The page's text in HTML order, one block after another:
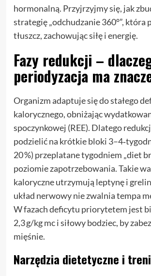
hormonalną. Przyjrzyjmy się, jak
strategię „odchudzanie 360°”, która
tłuszcz, zachowując siłę i energię.
Fazy redukcji –
periodyzacja ma
Organizm adaptuje się do stałego
kalorycznego, obniżając
spoczynkowej (REE). Dlatego
podzielić na krótkie bloki
20 %) przeplatane tygodniem „diet
poziomie zapotrzebowania. Takie
kaloryczne utrzymują leptynę i
układ nerwowy nie zwalnia tempa
W fazach deficytu priorytetem jest
2,3 g/kg mc i siłowy bodziec, by
mięśnie.
Narzędzia dietetyczne i